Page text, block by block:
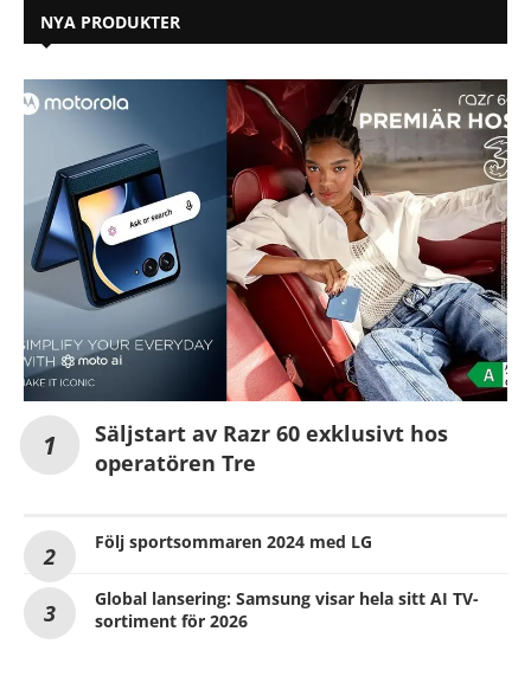
NYA PRODUKTER
Säljstart av Razr 60 exklusivt hos
operatören Tre
Följ sportsommaren 2024 med LG
Global lansering: Samsung visar hela sitt AI TV-
sortiment för 2026